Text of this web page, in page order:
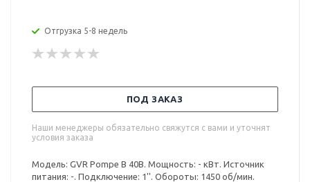
Отгрузка 5-8 недель
ПОД ЗАКАЗ
Наши менеджеры обязательно свяжутся с вами и уточнят
условия заказа
Модель: GVR Pompe B 40B. Мощность: - кВт. Источник
питания: -. Подключение: 1''. Обороты: 1450 об/мин.